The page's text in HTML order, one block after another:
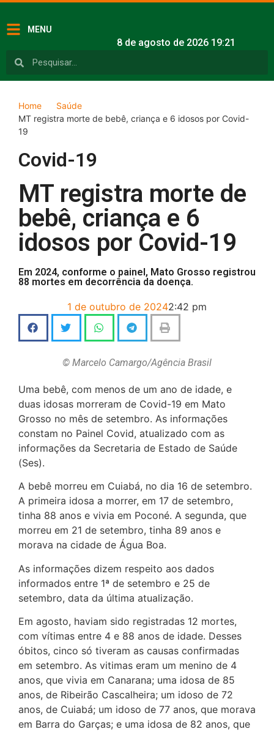
MENU
8 de agosto de 2026 19:21
Home
Saúde
MT registra morte de bebê, criança e 6 idosos por Covid-
19
Covid-19
MT registra morte de
bebê, criança e 6
idosos por Covid-19
Em 2024, conforme o painel, Mato Grosso registrou
88 mortes em decorrência da doença.
1 de outubro de 20242:42 pm
© Marcelo Camargo/Agência Brasil
Uma bebê, com menos de um ano de idade, e
duas idosas morreram de Covid-19 em Mato
Grosso no mês de setembro. As informações
constam no Painel Covid, atualizado com as
informações da Secretaria de Estado de Saúde
(Ses).
A bebê morreu em Cuiabá, no dia 16 de setembro.
A primeira idosa a morrer, em 17 de setembro,
tinha 88 anos e vivia em Poconé. A segunda, que
morreu em 21 de setembro, tinha 89 anos e
morava na cidade de Água Boa.
As informações dizem respeito aos dados
informados entre 1ª de setembro e 25 de
setembro, data da última atualização.
Em agosto, haviam sido registradas 12 mortes,
com vítimas entre 4 e 88 anos de idade. Desses
óbitos, cinco só tiveram as causas confirmadas
em setembro. As vitimas eram um menino de 4
anos, que vivia em Canarana; uma idosa de 85
anos, de Ribeirão Cascalheira; um idoso de 72
anos, de Cuiabá; um idoso de 77 anos, que morava
em Barra do Garças; e uma idosa de 82 anos, que